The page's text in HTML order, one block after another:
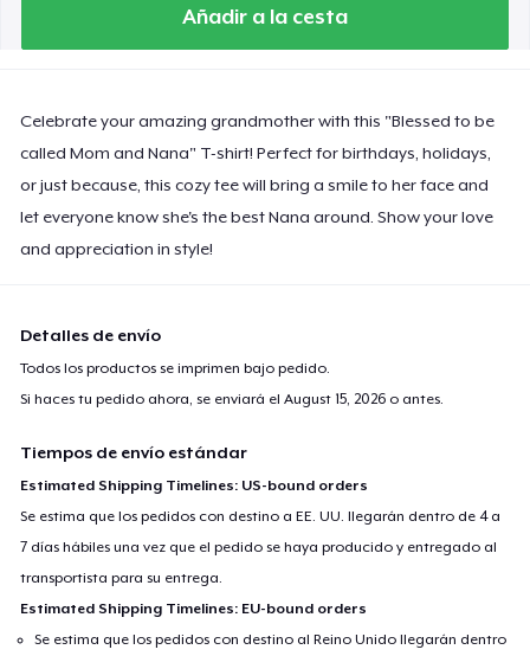
Añadir a la cesta
Celebrate your amazing grandmother with this "Blessed to be
called Mom and Nana" T-shirt! Perfect for birthdays, holidays,
or just because, this cozy tee will bring a smile to her face and
let everyone know she's the best Nana around. Show your love
and appreciation in style!
Detalles de envío
Todos los productos se imprimen bajo pedido.
Si haces tu pedido ahora, se enviará elAugust 15, 2026 o antes.
Tiempos de envío estándar
Estimated Shipping Timelines: US-bound orders
Se estima que los pedidos con destino a EE. UU. llegarán dentro de 4 a
7 días hábiles una vez que el pedido se haya producido y entregado al
transportista para su entrega.
Estimated Shipping Timelines: EU-bound orders
Se estima que los pedidos con destino al Reino Unido llegarán dentro